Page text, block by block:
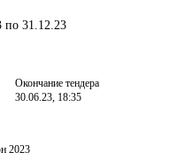
по 31.12.23
Окончание тендера
30.06.23, 18:35
2023